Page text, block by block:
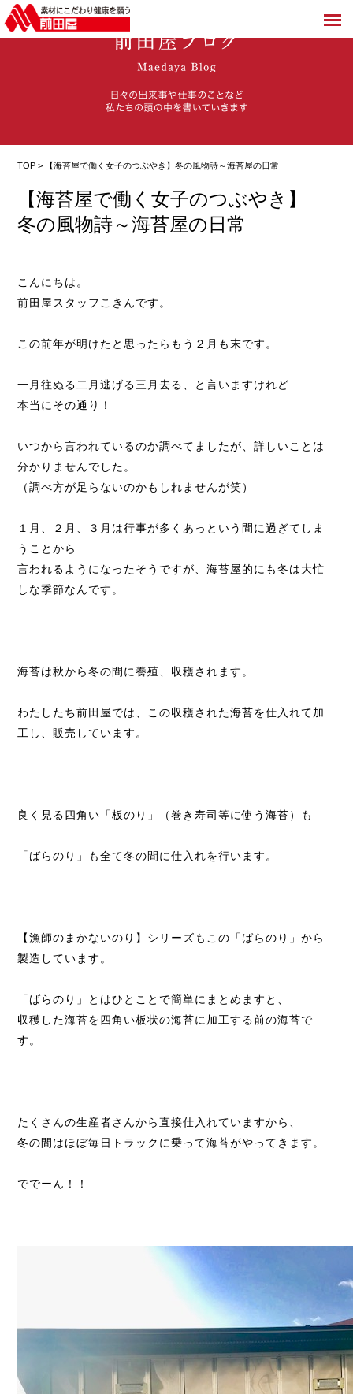
TOP > 【海苔屋で働く女子のつぶやき】冬の風物詩～海苔屋の日常
【海苔屋で働く女子のつぶやき】
冬の風物詩～海苔屋の日常
こんにちは。
前田屋スタッフこきんです。
この前年が明けたと思ったらもう２月も末です。
一月往ぬる二月逃げる三月去る、と言いますけれど
本当にその通り！
いつから言われているのか調べてましたが、詳しいことは
分かりませんでした。
（調べ方が足らないのかもしれませんが笑）
１月、２月、３月は行事が多くあっという間に過ぎてしま
うことから
言われるようになったそうですが、海苔屋的にも冬は大忙
しな季節なんです。
海苔は秋から冬の間に養殖、収穫されます。
わたしたち前田屋では、この収穫された海苔を仕入れて加
工し、販売しています。
良く見る四角い「板のり」（巻き寿司等に使う海苔）も
「ばらのり」も全て冬の間に仕入れを行います。
【漁師のまかないのり】シリーズもこの「ばらのり」から
製造しています。
「ばらのり」とはひとことで簡単にまとめますと、
収穫した海苔を四角い板状の海苔に加工する前の海苔で
す。
たくさんの生産者さんから直接仕入れていますから、
冬の間はほぼ毎日トラックに乗って海苔がやってきます。
ででーん！！